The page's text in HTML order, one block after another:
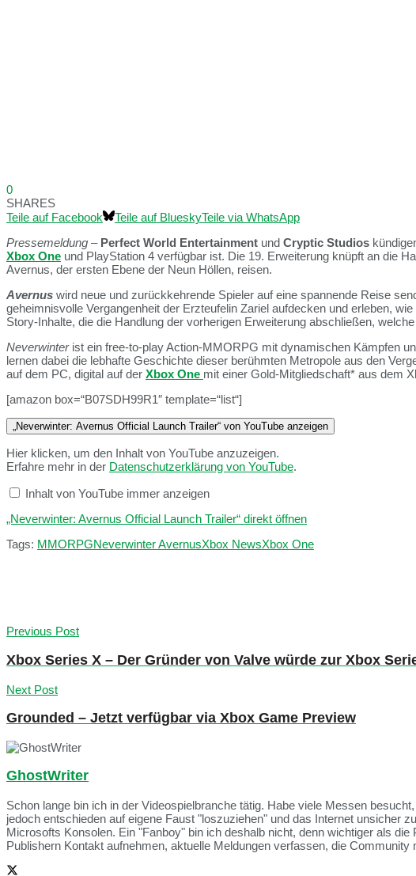
0
SHARES
Teile auf Facebook
Teile auf BlueskyTeile via WhatsApp
Pressemeldung – Perfect World Entertainment und Cryptic Studios
Xbox One und PlayStation 4 verfügbar ist. Die 19. Erweiterung knüpft an die
Avernus, der ersten Ebene der Neun Höllen, reisen.
Avernus wird neue und zurückkehrende Spieler auf eine spannende Reise
geheimnisvolle Vergangenheit der Erzteufelin Zariel aufdecken und erleben,
Story-Inhalte, die die Handlung der vorherigen Erweiterung abschließen,
Neverwinterist ein free-to-play Action-MMORPG mit dynamischen Kämpfen
lernen dabei die lebhafte Geschichte dieser berühmten Metropole aus den
auf dem PC, digital auf der Xbox One mit einer Gold-Mitgliedschaft* aus dem
[amazon box=“B07SDH99R1″ template=“list“]
„Neverwinter: Avernus Official Launch Trailer“ von YouTube anzeigen
Hier klicken, um den Inhalt von YouTube anzuzeigen.
Erfahre mehr in der Datenschutzerklärung von YouTube.
Inhalt von YouTube immer anzeigen
„Neverwinter: Avernus Official Launch Trailer“ direkt öffnen
Tags: MMORPGNeverwinter AvernusXbox NewsXbox One
Previous Post
Xbox Series X – Der Gründer von Valve würde zur Xbox
Next Post
Grounded – Jetzt verfügbar via Xbox Game Preview
GhostWriter
Schon lange bin ich in der Videospielbranche tätig. Habe viele Messen
jedoch entschieden auf eigene Faust "loszuziehen" und das Internet unsicher
Microsofts Konsolen. Ein "Fanboy" bin ich deshalb nicht, denn wichtiger als
Publishern Kontakt aufnehmen, aktuelle Meldungen verfassen, die Community